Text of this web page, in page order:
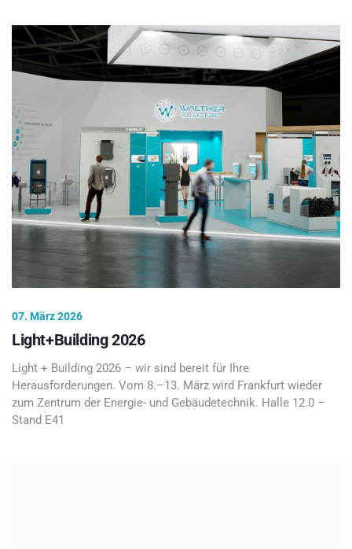
07. März 2026
Light+Building 2026
Light + Building 2026 – wir sind bereit für Ihre
Herausforderungen. Vom 8.–13. März wird Frankfurt wieder
zum Zentrum der Energie- und Gebäudetechnik. Halle 12.0 –
Stand E41